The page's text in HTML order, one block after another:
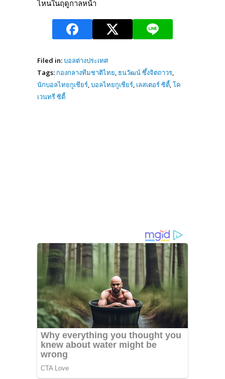
ไหนในฤดูกาลหน้า
Filed in:บอลต่างประเทศ
Tags: กองกลางทีมชาติไทย, ธนวัฒน์ ซึ้งจิตถาวร,
นักบอลไทยกูเชียร์,บอลไทยกูเชียร์, เลสเตอร์ ซิตี้,โค
เวนทรี ซิตี้